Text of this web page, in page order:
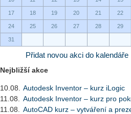
17 18 19 20 21 22
24 25 26 27 28 29
31
Přidat novou akci do kalendáře
Nejbližší akce
10.08.
Autodesk Inventor – kurz iLogic
11.08.
Autodesk Inventor – kurz pro
11.08.
AutoCAD kurz – vytváření a